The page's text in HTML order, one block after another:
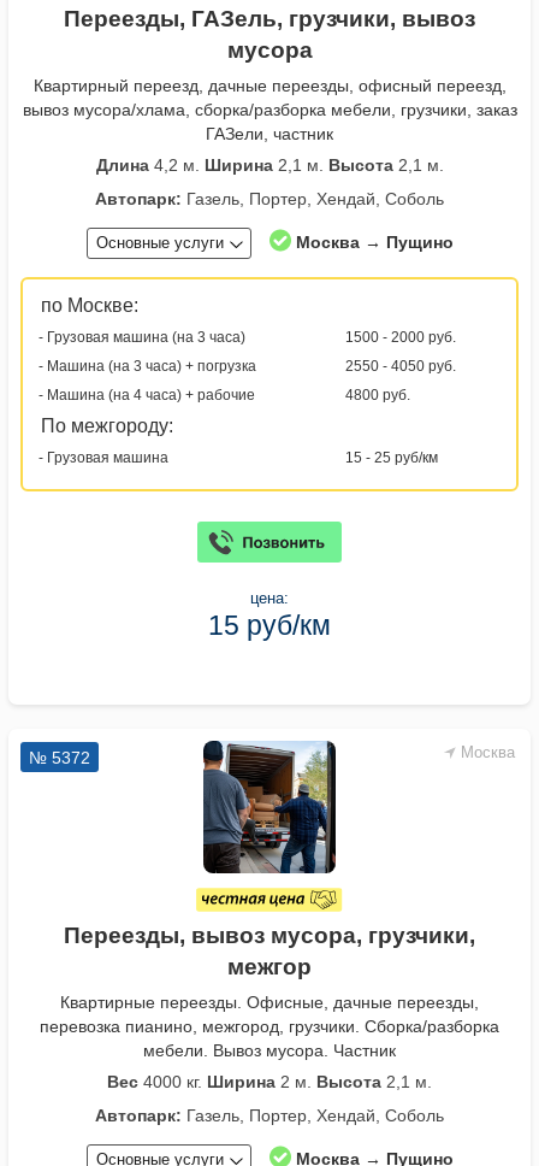
Переезды, ГАЗель, грузчики, вывоз
мусора
Квартирный переезд, дачные переезды, офисный переезд,
вывоз мусора/хлама, сборка/разборка мебели, грузчики, заказ
ГАЗели, частник
Длина4,2 м. Ширина2,1 м. Высота2,1 м.
Автопарк: Газель, Портер, Хендай, Соболь
Основные услуги Москва → Пущино
по Москве:
- Грузовая машина (на 3 часа)
1500 - 2000 руб.
- Машина (на 3 часа) + погрузка
2550 - 4050 руб.
- Машина (на 4 часа) + рабочие
4800 руб.
По межгороду:
- Грузовая машина 15 - 25 руб/км
цена:
15 руб/км
Москва
№ 5372
Переезды, вывоз мусора, грузчики,
межгор
Квартирные переезды. Офисные, дачные переезды,
перевозка пианино, межгород, грузчики. Сборка/разборка
мебели. Вывоз мусора. Частник
Вес 4000 кг. Ширина 2 м. Высота 2,1 м.
Автопарк: Газель, Портер, Хендай, Соболь
Основные услуги Москва → Пущино